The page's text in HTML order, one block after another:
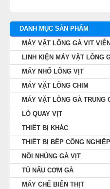
DANH MỤC SẢN PHẨM
MÁY VẶT LÔNG GÀ VỊT
LINH KIỆN MÁY VẶT LÔNG
MÁY NHỔ LÔNG VỊT
MÁY VẶT LÔNG CHIM
MÁY VẶT LÔNG GÀ TRUNG
LÒ QUAY VỊT
THIẾT BỊ KHÁC
THIẾT BỊ BẾP CÔNG NGHIỆP
NỒI NHÚNG GÀ VỊT
TỦ NẤU CƠM GÀ
MÁY CHẾ BIẾN THỊT